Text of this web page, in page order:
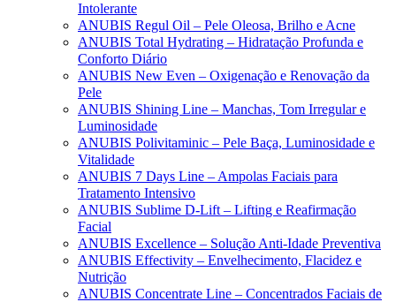
Intolerante
ANUBIS Regul Oil – Pele Oleosa, Brilho e Acne
ANUBIS Total Hydrating – Hidratação Profunda e
Conforto Diário
ANUBIS New Even – Oxigenação e Renovação da
Pele
ANUBIS Shining Line – Manchas, Tom Irregular e
Luminosidade
ANUBIS Polivitaminic – Pele Baça, Luminosidade e
Vitalidade
ANUBIS 7 Days Line – Ampolas Faciais para
Tratamento Intensivo
ANUBIS Sublime D-Lift – Lifting e Reafirmação
Facial
ANUBIS Excellence – Solução Anti-Idade Preventiva
ANUBIS Effectivity – Envelhecimento, Flacidez e
Nutrição
ANUBIS Concentrate Line – Concentrados Faciais de